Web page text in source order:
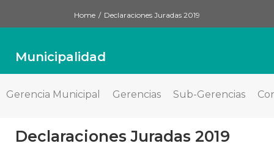
Home / Declaraciones Juradas 2019
Municipalidad
Gerencia Municipal Gerencias Sub-Gerencias
Declaraciones Juradas 2019